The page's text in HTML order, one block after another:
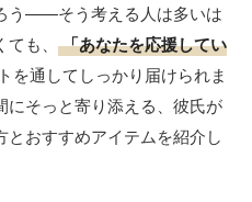
う——そう考える人は多いは
も、
「あなたを応援してい
を通してしっかり届けられま
そっと寄り添える、彼氏が
おすすめアイテムを紹介し